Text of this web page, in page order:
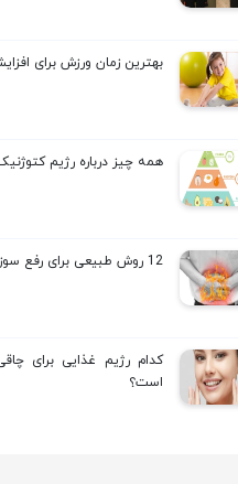
بهترین زمان ورزش برای
همه چیز درباره رژیم
12 روش طبیعی برای رفع سوزش معده
کدام رژیم غذایی برای
است؟